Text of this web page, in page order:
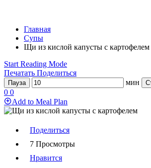
Главная
Супы
Щи из кислой капусты с картофелем
Start Reading Mode
Печатать Поделиться
Пауза мин
0 0
Add to Meal Plan
Поделиться
7 Просмотры
Нравится